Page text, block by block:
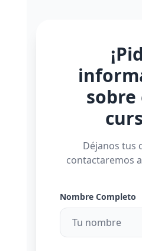
sobre
Déjanos tus
contactaremos
Nombre Completo